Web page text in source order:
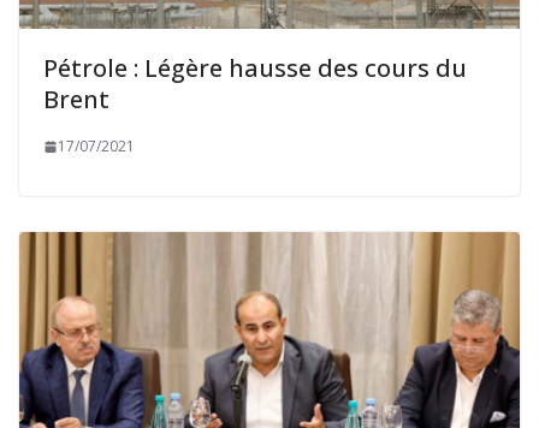
Pétrole : Légère hausse des cours du
Brent
17/07/2021